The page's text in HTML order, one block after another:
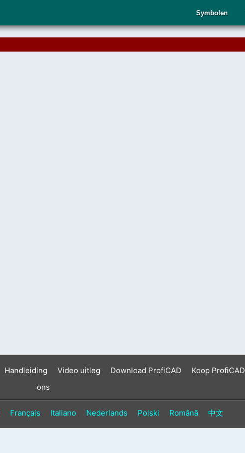
Symbolen
Handleiding Video uitleg Download ProfiCAD Koop ProfiCAD
ons
Français Italiano Nederlands Polski Română 中文